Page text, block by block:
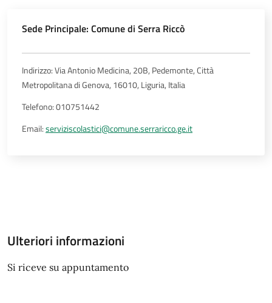
Sede Principale: Comune di Serra Riccò
Indirizzo: Via Antonio Medicina, 20B, Pedemonte, Città
Metropolitana di Genova, 16010, Liguria, Italia
Telefono: 010751442
Email:serviziscolastici@comune.serraricco.ge.it
Ulteriori informazioni
Si riceve su appuntamento